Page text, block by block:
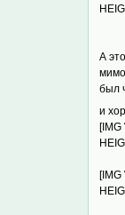
А
был
и
[IMG
[IMG